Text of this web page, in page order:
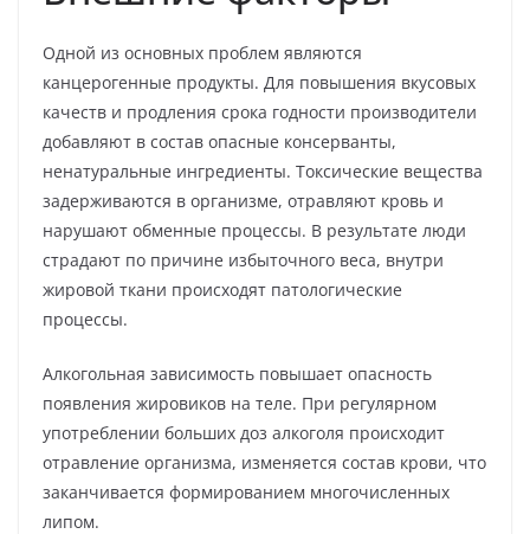
Одной из основных проблем являются
канцерогенные продукты. Для повышения вкусовых
качеств и продления срока годности производители
добавляют в состав опасные консерванты,
ненатуральные ингредиенты. Токсические вещества
задерживаются в организме, отравляют кровь и
нарушают обменные процессы. В результате люди
страдают по причине избыточного веса, внутри
жировой ткани происходят патологические
процессы.
Алкогольная зависимость повышает опасность
появления жировиков на теле. При регулярном
употреблении больших доз алкоголя происходит
отравление организма, изменяется состав крови, что
заканчивается формированием многочисленных
липом.